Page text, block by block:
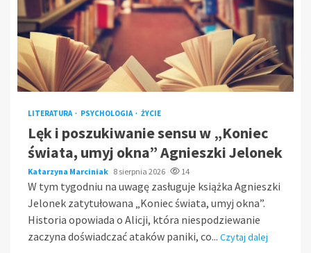
LITERATURA PSYCHOLOGIA ŻYCIE
Lęk i poszukiwanie sensu w „Koniec
świata, umyj okna” Agnieszki Jelonek
Katarzyna Marciniak 8 sierpnia 2026 14
W tym tygodniu na uwagę zasługuje książka Agnieszki
Jelonek zatytułowana „Koniec świata, umyj okna”.
Historia opowiada o Alicji, która niespodziewanie
zaczyna doświadczać ataków paniki, co... Czytaj dalej